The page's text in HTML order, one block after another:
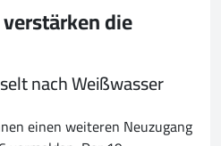
die
nach Weißwasser
einen weiteren Neuzugang